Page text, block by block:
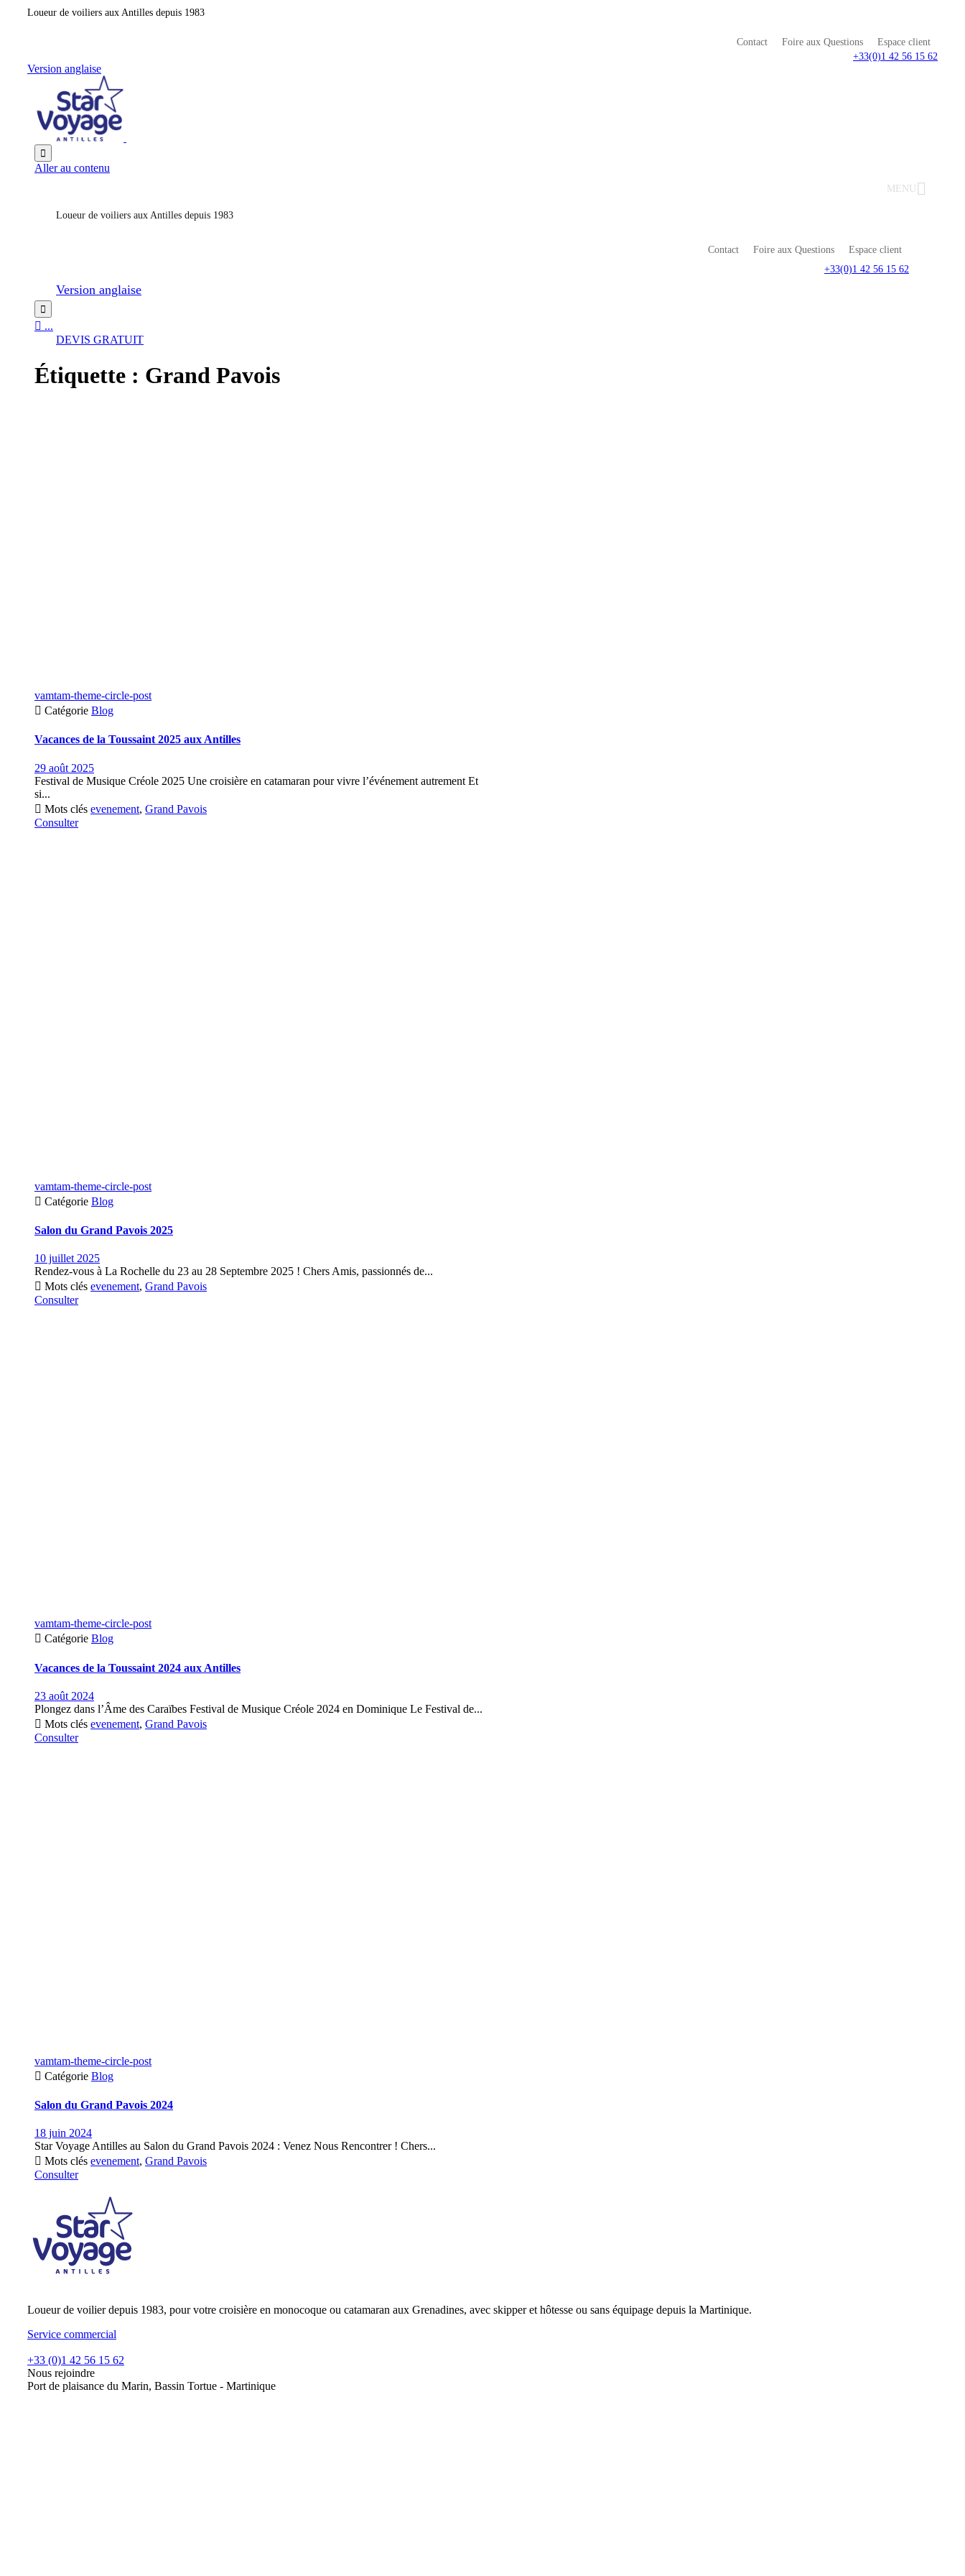
Loueur de voiliers aux Antilles depuis 1983
Contact Foire aux Questions
Espace client
+33(0)1 42 56 15 62
Version anglaise

Aller au contenu
MENU
Loueur de voiliers aux Antilles depuis 1983
Contact Foire aux Questions
Espace client
+33(0)1 42 56 15 62
Version anglaise

 ...
DEVIS GRATUIT
Étiquette : Grand Pavois
vamtam-theme-circle-post
 Catégorie Blog
Vacances de la Toussaint 2025 aux Antilles
29 août 2025
Festival de Musique Créole 2025 Une croisière en catamaran pour vivre l’événement autrement Et
si...
 Mots clés evenement, Grand Pavois
Consulter
vamtam-theme-circle-post
 Catégorie Blog
Salon du Grand Pavois 2025
10 juillet 2025
Rendez-vous à La Rochelle du 23 au 28 Septembre 2025 ! Chers Amis, passionnés de...
 Mots clés evenement, Grand Pavois
Consulter
vamtam-theme-circle-post
 Catégorie Blog
Vacances de la Toussaint 2024 aux Antilles
23 août 2024
Plongez dans l’Âme des Caraïbes Festival de Musique Créole 2024 en Dominique Le Festival de...
 Mots clés evenement, Grand Pavois
Consulter
vamtam-theme-circle-post
 Catégorie Blog
Salon du Grand Pavois 2024
18 juin 2024
Star Voyage Antilles au Salon du Grand Pavois 2024 : Venez Nous Rencontrer ! Chers...
 Mots clés evenement, Grand Pavois
Consulter
Loueur de voilier depuis 1983, pour votre croisière en monocoque ou catamaran aux Grenadines, avec skipper et hôtesse ou sans équipage depuis la Martinique.
Service commercial
+33 (0)1 42 56 15 62
Nous rejoindre
Port de plaisance du Marin, Bassin Tortue - Martinique